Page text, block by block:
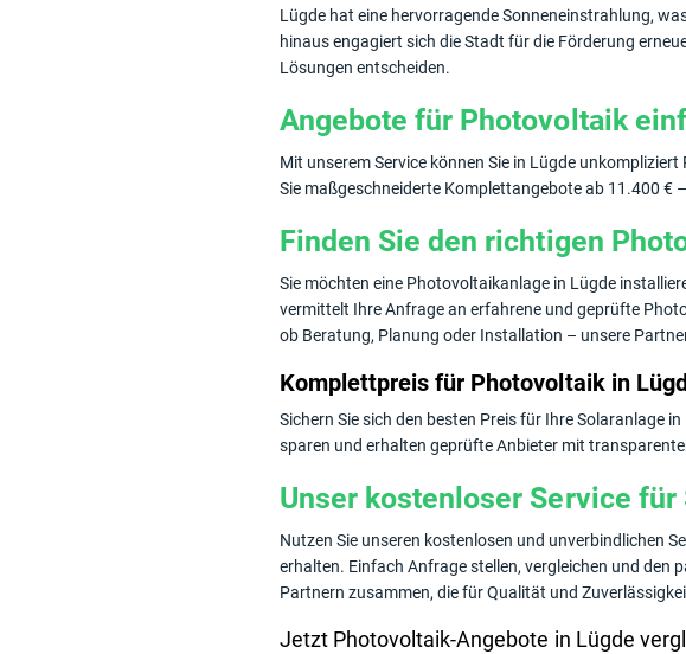
Lügde hat eine hervorragende Sonneneinstrahlung,
hinaus engagiert sich die Stadt für die Förderung
Lösungen entscheiden.
Angebote für Photovoltaik
Mit unserem Service können Sie in Lügde
Sie maßgeschneiderte Komplettangebote ab 11.400 €
Finden Sie den richtigen
Sie möchten eine Photovoltaikanlage in Lügde
vermittelt Ihre Anfrage an erfahrene und geprüfte
ob Beratung, Planung oder Installation – unsere
Komplettpreis für Photovoltaik in
Sichern Sie sich den besten Preis für Ihre Solaranlage
sparen und erhalten geprüfte Anbieter mit
Unser kostenloser Service für
Nutzen Sie unseren kostenlosen und unverbindlichen
erhalten. Einfach Anfrage stellen, vergleichen und den
Partnern zusammen, die für Qualität und
Jetzt Photovoltaik-Angebote in Lügde